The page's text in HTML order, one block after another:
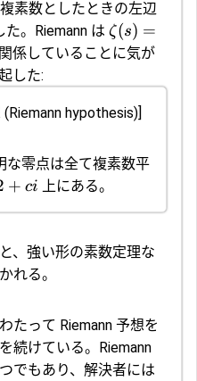
素数としたときの左辺
た。Riemann はζ(s) =
係していることに気が
した:
(Riemann hypothesis)]
な零点は全て複素数平
+ ci 上にある。
、強い形の素数定理な
れる。
たって Riemann 予想を
続けている。Riemann
でもあり、解決者には